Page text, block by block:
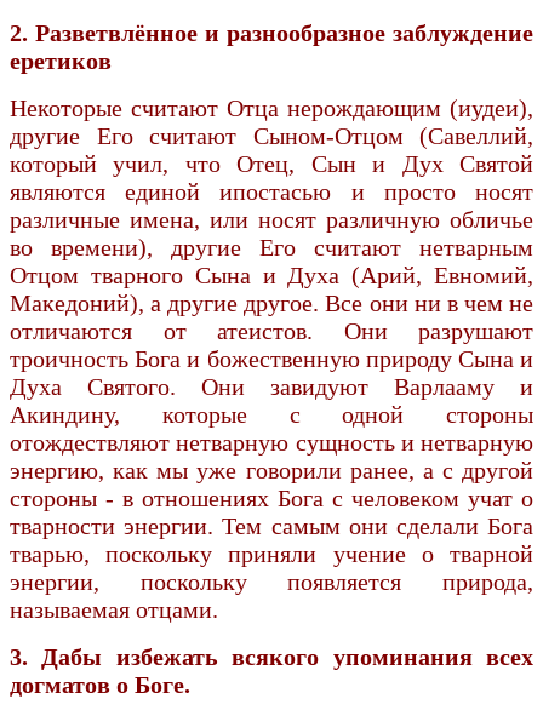
2. Разветвлённое и разнообразное заблуждение
еретиков
Некоторые считают Отца нерождающим (иудеи),
другие Его считают Сыном-Отцом (Савеллий,
который учил, что Отец, Сын и Дух Святой
являются единой ипостасью и просто носят
различные имена, или носят различную обличье
во времени), другие Его считают нетварным
Отцом тварного Сына и Духа (Арий, Евномий,
Македоний), а другие другое. Все они ни в чем не
отличаются от атеистов. Они разрушают
троичность Бога и божественную природу Сына и
Духа Святого. Они завидуют Варлааму и
Акиндину, которые с одной стороны
отождествляют нетварную сущность и нетварную
энергию, как мы уже говорили ранее, а с другой
стороны - в отношениях Бога с человеком учат о
тварности энергии. Тем самым они сделали Бога
тварью, поскольку приняли учение о тварной
энергии, поскольку появляется природа,
называемая отцами.
3. Дабы избежать всякого упоминания всех
догматов о Боге.